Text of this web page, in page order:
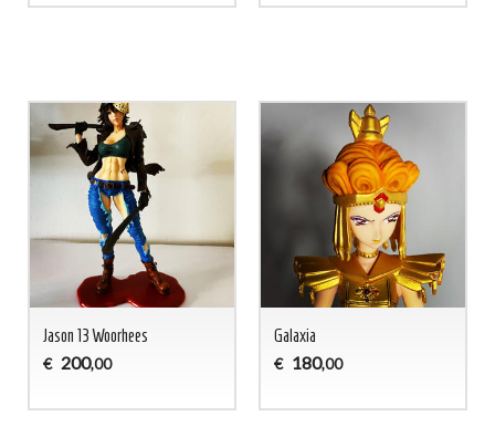
Jason 13 Woorhees
€ 200,00
Galaxia
€ 180,00